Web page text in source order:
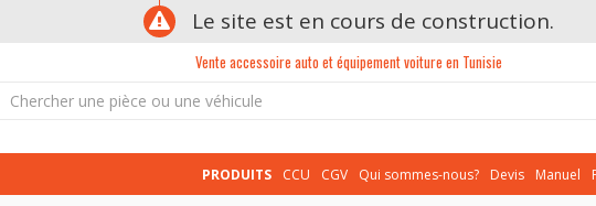
Le site est en cours de construction.
Vente accessoire auto et équipement voiture en Tunisie
PRODUITS CCU CGV Qui sommes-nous? Devis Manuel